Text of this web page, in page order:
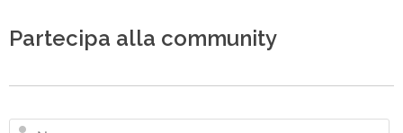
Partecipa alla community